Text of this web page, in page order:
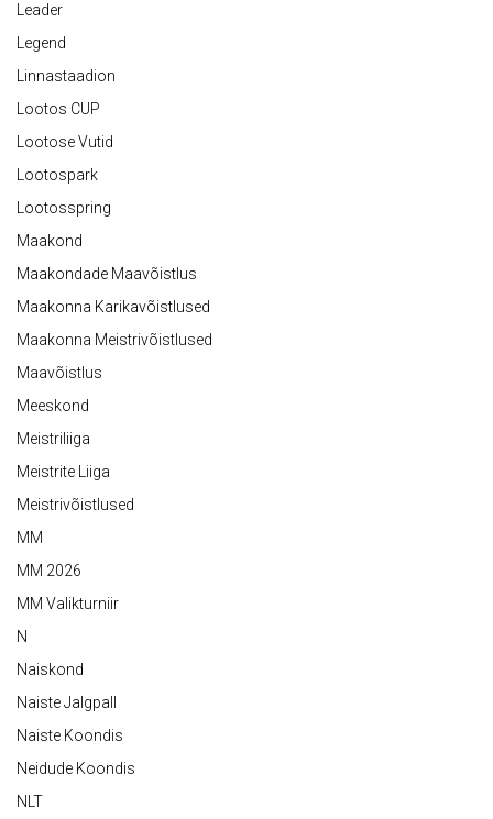
Leader
Legend
Linnastaadion
Lootos CUP
Lootose Vutid
Lootospark
Lootosspring
Maakond
Maakondade Maavõistlus
Maakonna Karikavõistlused
Maakonna Meistrivõistlused
Maavõistlus
Meeskond
Meistriliiga
Meistrite Liiga
Meistrivõistlused
MM
MM 2026
MM Valikturniir
N
Naiskond
Naiste Jalgpall
Naiste Koondis
Neidude Koondis
NLT